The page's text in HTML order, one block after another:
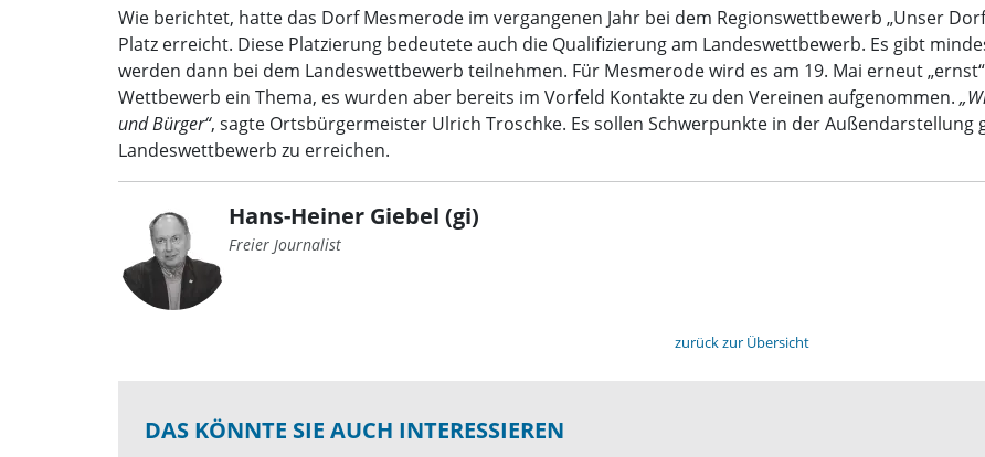
Wie berichtet, hatte das Dorf Mesmerode im vergangenen Jahr bei dem Regionswettbewerb „Unser
Platz erreicht. Diese Platzierung bedeutete auch die Qualifizierung am Landeswettbewerb. Es gibt
werden dann bei dem Landeswettbewerb teilnehmen. Für Mesmerode wird es am 19. Mai erneut
Wettbewerb ein Thema, es wurden aber bereits im Vorfeld Kontakte zu den Vereinen aufgenommen.
und Bürger“, sagte Ortsbürgermeister Ulrich Troschke. Es sollen Schwerpunkte in der Außendarstellung
Landeswettbewerb zu erreichen.
Hans-Heiner Giebel (gi)
Freier Journalist
zurück zur Übersicht
DAS KÖNNTE SIE AUCH INTERESSIEREN